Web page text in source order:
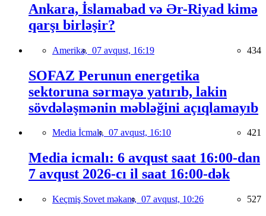
Ankara, İslamabad və Ər-Riyad kimə
qarşı birləşir?
Amerika, 07 avqust, 16:19 434
SOFAZ Perunun energetika
sektoruna sərmayə yatırıb, lakin
sövdələşmənin məbləğini açıqlamayıb
Media İcmalı, 07 avqust, 16:10 421
Media icmalı: 6 avqust saat 16:00-dan
7 avqust 2026-cı il saat 16:00-dək
Keçmiş Sovet məkanı, 07 avqust, 10:26 527